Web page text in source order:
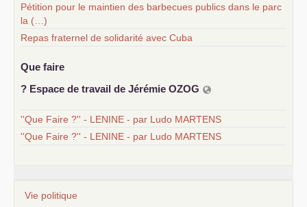
Pétition pour le maintien des barbecues publics dans le parc
la (…)
Repas fraternel de solidarité avec Cuba
Que faire
? Espace de travail de Jérémie OZOG
''Que Faire ?'' - LENINE - par Ludo MARTENS
''Que Faire ?'' - LENINE - par Ludo MARTENS
Vie politique